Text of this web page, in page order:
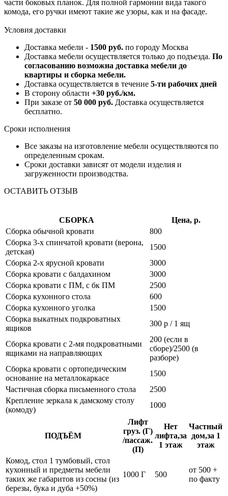
части боковых планок. Для полной гармонии вида такого
комода, его ручки имеют такие же узоры, как и на фасаде.
Условия доставки
Доставка мебели - 1500 руб. по городу Москва
Доставка мебели осуществляется только до подъезда. По
согласованию возможна доставка мебели до
квартиры и сборка мебели.
Доставка осуществляется в течение 5-ти рабочих дней
В сторону области +30 руб./км.
При заказе от 50 000 руб. Доставка осуществляется
бесплатно.
Сроки исполнения
Все заказы на изготовление мебели осуществляются по
определенным срокам.
Сроки доставки зависят от модели изделия и
загруженности производства.
ОСТАВИТЬ ОТЗЫВ
СБОРКА
Цена, р.
Сборка обычной кровати
800
Сборка 3-х спинчатой кровати (верона,
детская)
1500
Сборка 2-х ярусной кровати
3000
Сборка кровати с балдахином
3000
Сборка кровати с ПМ, с бк ПМ
2500
Сборка кухонного стола
600
Сборка кухонного уголка
1500
Сборка выкатных подкроватных
ящиков
300 р / 1 ящ
Сборка кровати с 2-мя подкроватными
ящиками на направляющих
200 (если в
сборе)/2500 (в
разборе)
Сборка кровати с ортопедическим
основание на металлокаркасе
1500
Частичная сборка письменного стола
2500
Крепление зеркала к дамскому столу
(комоду)
1000
ПОДЪЁМ
Лифт
груз. (Г)
/пассаж.
(П)
Нет
лифта,за
1 этаж
Частный
дом,за 1
этаж
Комод, стол 1 тумбовый, стол
кухонный и предметы мебели
таких же габаритов из сосны (из
березы, бука и дуба +50%)
1000 Г 500
от 500 +
по факту